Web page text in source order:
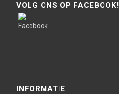
VOLG ONS OP FACEBOOK!
INFORMATIE